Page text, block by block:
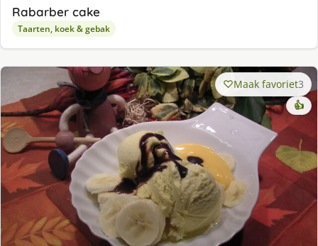
Rabarber cake
Taarten, koek & gebak
Maak favoriet3
👍